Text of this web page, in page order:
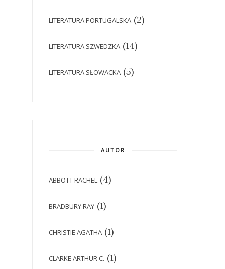
LITERATURA PORTUGALSKA (2)
LITERATURA SZWEDZKA (14)
LITERATURA SŁOWACKA (5)
AUTOR
ABBOTT RACHEL (4)
BRADBURY RAY (1)
CHRISTIE AGATHA (1)
CLARKE ARTHUR C. (1)